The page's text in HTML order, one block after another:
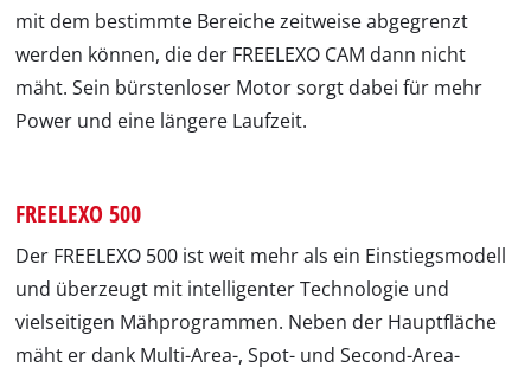
mit dem bestimmte Bereiche zeitweise abgegrenzt
werden können, die der FREELEXO CAM dann nicht
mäht. Sein bürstenloser Motor sorgt dabei für mehr
Power und eine längere Laufzeit.
FREELEXO 500
Der FREELEXO 500 ist weit mehr als ein Einstiegsmodell
und überzeugt mit intelligenter Technologie und
vielseitigen Mähprogrammen. Neben der Hauptfläche
mäht er dank Multi-Area-, Spot- und Second-Area-